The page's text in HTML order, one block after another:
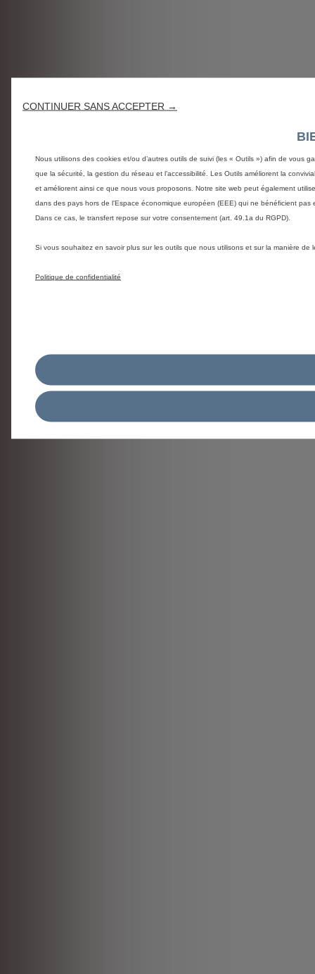
CONTINUER SANS ACCEPTER →
Nous utilisons des cookies et/ou d’autres outils de suivi (les « Outils ») afin de vous
que la sécurité, la gestion du réseau et l’accessibilité. Les Outils améliorent la
et améliorent ainsi ce que nous vous proposons. Notre site web peut également
dans des pays hors de l'Espace économique européen (EEE) qui ne bénéficient
Dans ce cas, le transfert repose sur votre consentement (art. 49.1a du RGPD).
Si vous souhaitez en savoir plus sur les outils que nous utilisons et sur la manière
Politique de confidentialité